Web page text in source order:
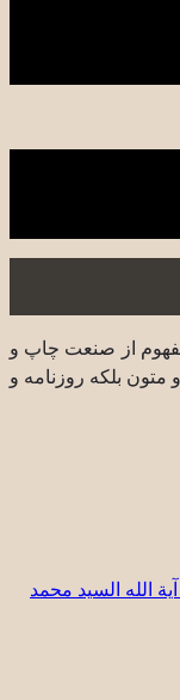
از صنعت چاپ و
متون بلکه روزنامه و